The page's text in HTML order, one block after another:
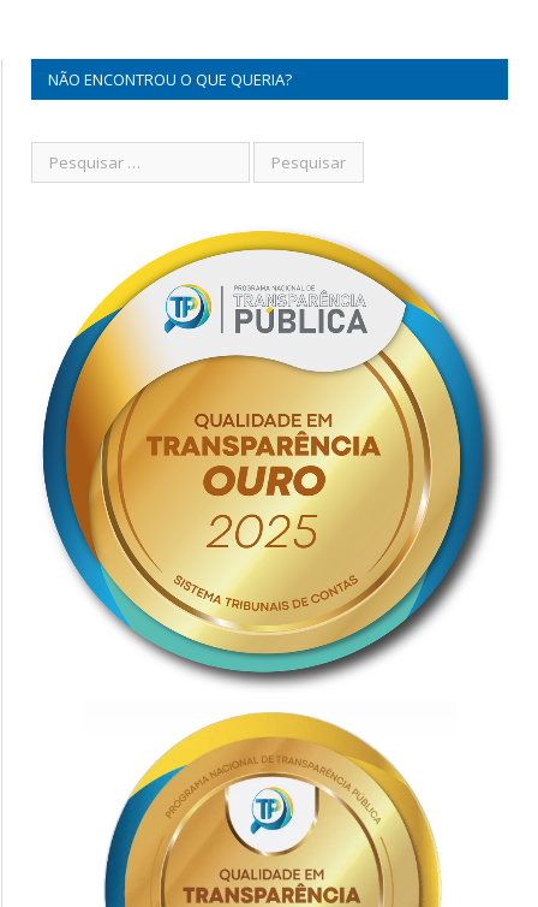
NÃO ENCONTROU O QUE QUERIA?